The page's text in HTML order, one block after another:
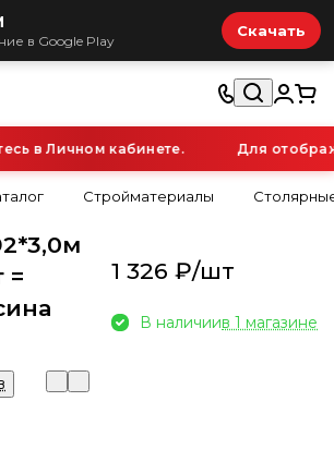
в Google Play
Скачать
в Личном кабинете. Для
Стройматериалы
=
1 326 ₽/шт
В наличиив 1 магазине